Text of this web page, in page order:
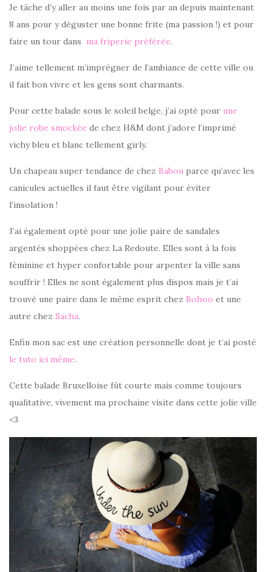
Je tâche d’y aller au moins une fois par an depuis maintenant
8 ans pour y déguster une bonne frite (ma passion !) et pour
faire un tour dans ma friperie préférée.
J’aime tellement m’imprégner de l’ambiance de cette ville ou
il fait bon vivre et les gens sont charmants.
Pour cette balade sous le soleil belge, j’ai opté pour une
jolie robe smockée de chez H&M dont j’adore l’imprimé
vichy bleu et blanc tellement girly.
Un chapeau super tendance de chez Babou parce qu’avec les
canicules actuelles il faut être vigilant pour éviter
l’insolation !
J’ai également opté pour une jolie paire de sandales
argentés shoppées chez La Redoute. Elles sont à la fois
féminine et hyper confortable pour arpenter la ville sans
souffrir ! Elles ne sont également plus dispos mais je t’ai
trouvé une paire dans le même esprit chez Bohoo et une
autre chez Sacha.
Enfin mon sac est une création personnelle dont je t’ai posté
le tuto ici même.
Cette balade Bruxelloise fût courte mais comme toujours
qualitative, vivement ma prochaine visite dans cette jolie ville
<3